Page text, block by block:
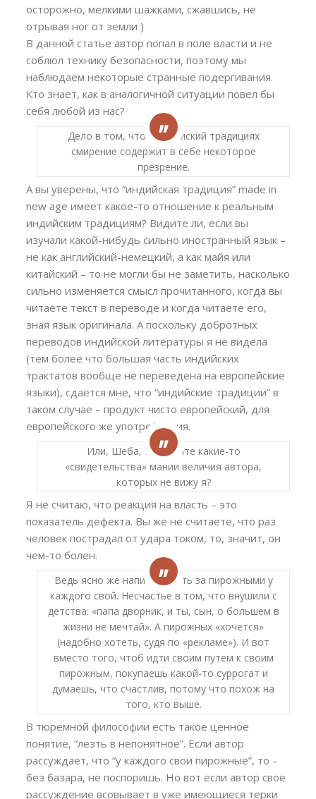
осторожно, мелкими шажками, сжавшись, не
отрывая ног от земли )
В данной статье автор попал в поле власти и не
соблюл технику безопасности, поэтому мы
наблюдаем некоторые странные подергивания.
Кто знает, как в аналогичной ситуации повел бы
себя любой из нас?
Дело в том, что в индийский традициях
смирение содержит в себе некоторое
презрение.
А вы уверены, что “индийская традиция” made in
new age имеет какое-то отношение к реальным
индийским традициям? Видите ли, если вы
изучали какой-нибудь сильно иностранный язык –
не как английский-немецкий, а как майя или
китайский – то не могли бы не заметить, насколько
сильно изменяется смысл прочитанного, когда вы
читаете текст в переводе и когда читаете его,
зная язык оригинала. А поскольку добротных
переводов индийской литературы я не видела
(тем более что большая часть индийских
трактатов вообще не переведена на европейские
языки), сдается мне, что “индийские традиции” в
таком случае – продукт чисто европейский, для
европейского же употребления.
Или, Шеба, Вы видите какие-то
«свидетельства» мании величия автора,
которых не вижу я?
Я не считаю, что реакция на власть – это
показатель дефекта. Вы же не считаете, что раз
человек пострадал от удара током, то, значит, он
чем-то болен.
Ведь ясно же написано путь за пирожными у
каждого свой. Несчастье в том, что внушили с
детства: «папа дворник, и ты, сын, о большем в
жизни не мечтай». А пирожных «хочется»
(надобно хотеть, судя по «рекламе»). И вот
вместо того, чтоб идти своим путем к своим
пирожным, покупаешь какой-то суррогат и
думаешь, что счастлив, потому что похож на
того, кто выше.
В тюремной философии есть такое ценное
понятие, “лезть в непонятное”. Если автор
рассуждает, что “у каждого свои пирожные”, то –
без базара, не поспоришь. Но вот если автор свое
рассуждение всовывает в уже имеющиеся терки